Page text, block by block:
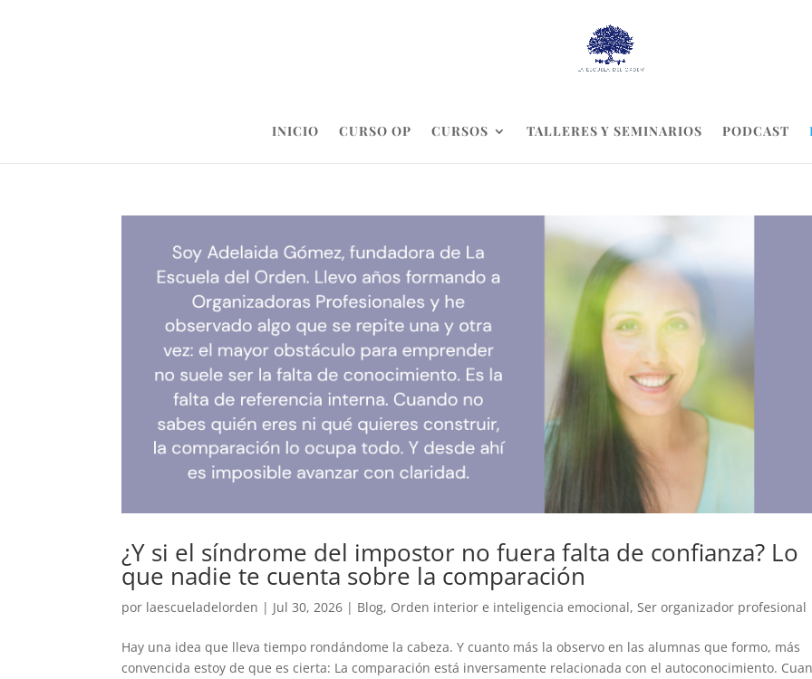
INICIO CURSO OP CURSOS TALLERES Y SEMINARIOS PODCAST
¿Y si el síndrome del impostor no fuera falta de confianza? Lo
que nadie te cuenta sobre la comparación
por laescueladelorden | Jul 30, 2026 | Blog, Orden interior e inteligencia emocional,Ser organizador profesional
Hay una idea que lleva tiempo rondándome la cabeza. Y cuanto más la observo en las alumnas que formo, más
convencida estoy de que es cierta: La comparación está inversamente relacionada con el autoconocimiento.